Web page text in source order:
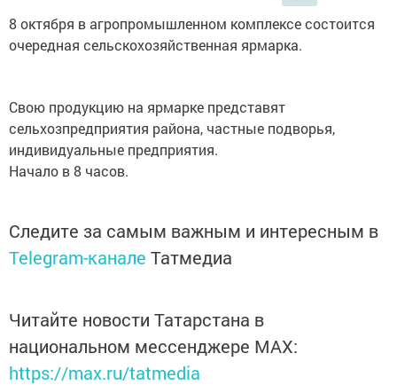
8 октября в агропромышленном комплексе состоится
очередная сельскохозяйственная ярмарка.
Свою продукцию на ярмарке представят
сельхозпредприятия района, частные подворья,
индивидуальные предприятия.
Начало в 8 часов.
Следите за самым важным и интересным в
Telegram-канале Татмедиа
Читайте новости Татарстана в
национальном мессенджере MАХ:
https://max.ru/tatmedia